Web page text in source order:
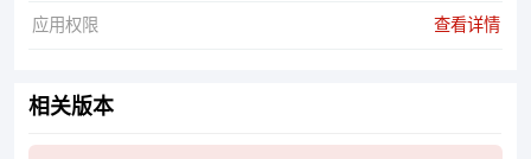
应用权限 查看详情
相关版本